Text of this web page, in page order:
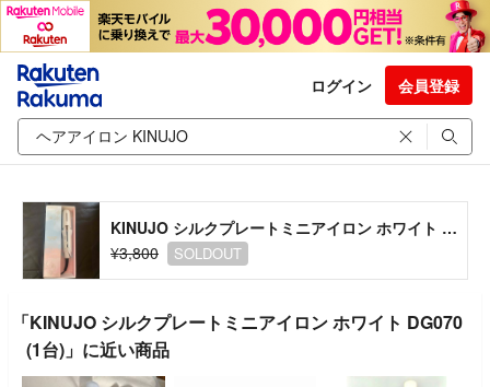
ログイン 会員登録
KINUJO シルクプレートミニアイロン ホワイト DG070(1台)
¥3,800
SOLDOUT
「KINUJO シルクプレートミニアイロン ホワイト DG070
(1台)」に近い商品